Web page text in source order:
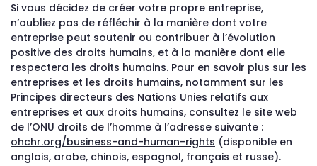
Si vous décidez de créer votre propre entreprise,
n’oubliez pas de réfléchir à la manière dont votre
entreprise peut soutenir ou contribuer à l’évolution
positive des droits humains, et à la manière dont elle
respectera les droits humains. Pour en savoir plus sur les
entreprises et les droits humains, notamment sur les
Principes directeurs des Nations Unies relatifs aux
entreprises et aux droits humains, consultez le site web
de l’ONU droits de l’homme à l’adresse suivante :
ohchr.org/business-and-human-rights (disponible en
anglais, arabe, chinois, espagnol, français et russe).